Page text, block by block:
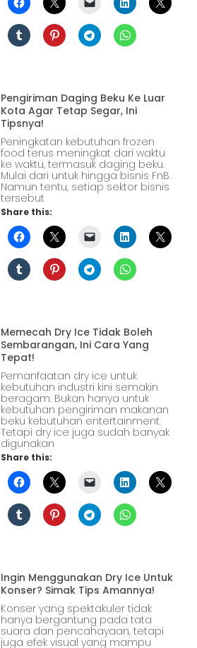
Pengiriman Daging Beku Ke Luar
Kota Agar Tetap Segar, Ini
Tipsnya!
Peningkatan kebutuhan frozen
food terus meningkat dari waktu
ke waktu, termasuk daging beku.
Mulai dari untuk hingga bisnis FnB.
Namun tentu, setiap sektor bisnis
tersebut
Share this:
Memecah Dry Ice Tidak Boleh
Sembarangan, Ini Cara Yang
Tepat!
Pemanfaatan dry ice untuk
kebutuhan industri kini semakin
beragam. Bukan hanya untuk
kebutuhan pengiriman makanan
beku kebutuhan entertainment.
Tetapi dry ice juga sudah banyak
digunakan
Share this:
Ingin Menggunakan Dry Ice Untuk
Konser? Simak Tips Amannya!
Konser yang spektakuler tidak
hanya bergantung pada tata
suara dan pencahayaan, tetapi
juga efek visual yang mampu